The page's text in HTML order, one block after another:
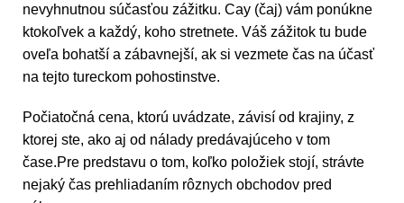
nevyhnutnou súčasťou zážitku. Cay (čaj) vám ponúkne
ktokoľvek a každý, koho stretnete. Váš zážitok tu bude
oveľa bohatší a zábavnejší, ak si vezmete čas na účasť
na tejto tureckom pohostinstve.
Počiatočná cena, ktorú uvádzate, závisí od krajiny, z
ktorej ste, ako aj od nálady predávajúceho v tom
čase.Pre predstavu o tom, koľko položiek stojí, strávte
nejaký čas prehliadaním rôznych obchodov pred